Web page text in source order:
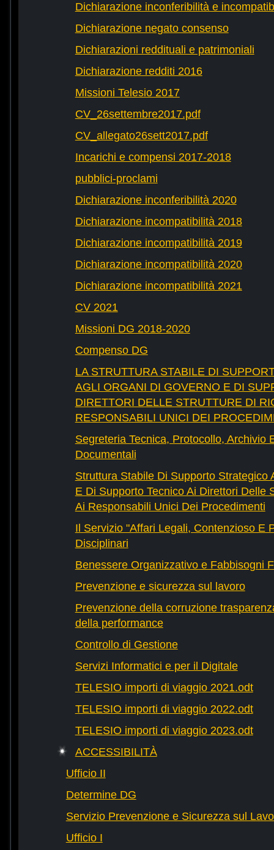
Dichiarazione inconferibilità e
Dichiarazione negato consenso
Dichiarazioni reddituali e patrimoniali
Dichiarazione redditi 2016
Missioni Telesio 2017
CV_26settembre2017.pdf
CV_allegato26sett2017.pdf
Incarichi e compensi 2017-2018
pubblici-proclami
Dichiarazione inconferibilità 2020
Dichiarazione incompatibilità 2018
Dichiarazione incompatibilità 2019
Dichiarazione incompatibilità 2020
Dichiarazione incompatibilità 2021
CV 2021
Missioni DG 2018-2020
Compenso DG
LA STRUTTURA STABILE DI
AGLI ORGANI DI GOVERNO E DI
DIRETTORI DELLE STRUTTURE DI
RESPONSABILI UNICI DEI
Segreteria Tecnica, Protocollo, Archivio
Documentali
Struttura Stabile Di Supporto Strategico
E Di Supporto Tecnico Ai Direttori Delle
Ai Responsabili Unici Dei Procedimenti
Il Servizio "Affari Legali, Contenzioso E
Disciplinari
Benessere Organizzativo e Fabbisogni
Prevenzione e sicurezza sul lavoro
Prevenzione della corruzione
della performance
Controllo di Gestione
Servizi Informatici e per il Digitale
TELESIO importi di viaggio 2021.odt
TELESIO importi di viaggio 2022.odt
TELESIO importi di viaggio 2023.odt
ACCESSIBILITÀ
Ufficio II
Determine DG
Servizio Prevenzione e Sicurezza sul
Ufficio I